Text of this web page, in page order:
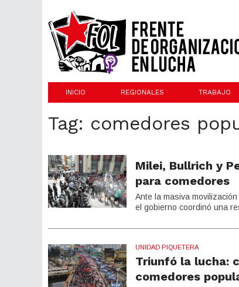
INICIO REGIONALES TRABAJO
Tag: comedores
Milei, Bullrich y
para comedores
Ante la masiva
el gobierno coordinó una
UNIDAD PIQUETERA
Triunfó la lucha:
comedores